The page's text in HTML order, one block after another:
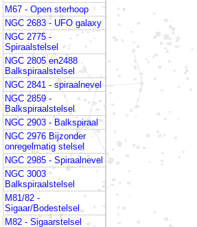
M67 - Open sterhoop
NGC 2683 - UFO galaxy
NGC 2775 -
Spiraalstelsel
NGC 2805 en2488
Balkspiraalstelsel
NGC 2841 - spiraalnevel
NGC 2859 -
Balkspiraalstelsel
NGC 2903 - Balkspiraal
NGC 2976 Bijzonder
onregelmatig stelsel
NGC 2985 - Spiraalnevel
NGC 3003
Balkspiraalstelsel
M81/82 -
Sigaar/Bodestelsel
M82 - Sigaarstelsel